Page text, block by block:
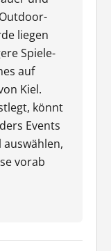
liegen
Spiele-
auf
Kiel.
könnt
Events
auswählen,
vorab